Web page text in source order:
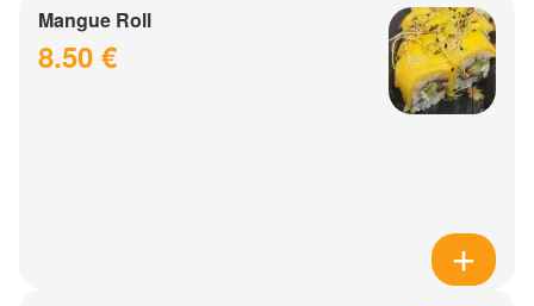
Mangue Roll
8.50 €